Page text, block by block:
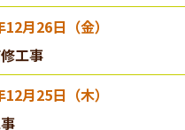
月26日（金）
工事
月25日（木）